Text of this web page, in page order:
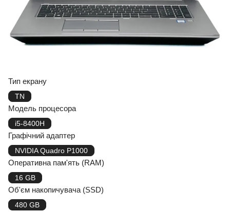
Тип екрану
TN
Модель процесора
i5-8400H
Графічний адаптер
NVIDIA Quadro Р1000
Оперативна пам'ять (RAM)
16 GB
Об'єм накопичувача (SSD)
480 GB